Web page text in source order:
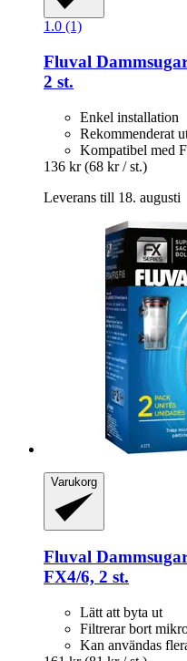
1.0 (1)
Fluval
2 st.
Enkel installation
Rekommenderat
Kompatibel med
136 kr (68 kr / st.)
Leverans till 18. augusti
Varukorg
Fluval
FX4/6, 2 st.
Lätt att byta ut
Filtrerar bort
Kan användas